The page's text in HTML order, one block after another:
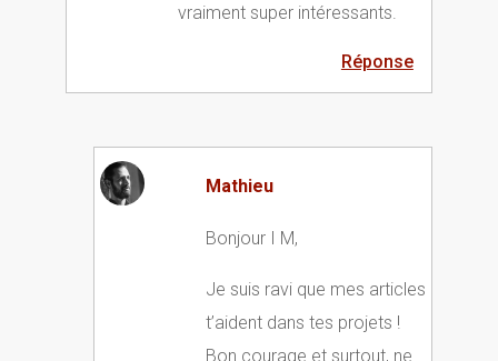
vraiment super intéressants.
Réponse
Mathieu
Bonjour I M,
Je suis ravi que mes articles
t’aident dans tes projets !
Bon courage et surtout, ne